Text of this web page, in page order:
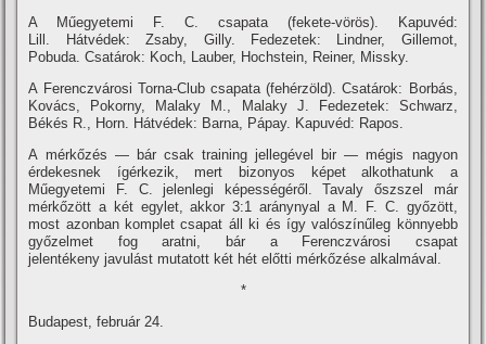
A Műegyetemi F. C. csapata (fekete-vörös). Kapuvéd:
Lill. Hátvédek: Zsaby, Gilly. Fedezetek: Lindner, Gillemot,
Pobuda. Csatárok: Koch, Lauber, Hochstein, Reiner, Missky.
A Ferenczvárosi Torna-Club csapata (fehérzöld). Csatárok: Borbás,
Kovács, Pokorny, Malaky M., Malaky J. Fedezetek: Schwarz,
Békés R., Horn. Hátvédek: Barna, Pápay. Kapuvéd: Rapos.
A mérkőzés — bár csak training jellegével bir — mégis nagyon
érdekesnek í­gérkezik, mert bizonyos képet alkothatunk a
Műegyetemi F. C. jelenlegi képességéről. Tavaly őszszel már
mérkőzött a két egylet, akkor 3:1 aránynyal a M. F. C. győzött,
most azonban komplet csapat áll ki és í­gy valószí­nűleg könnyebb
győzelmet fog aratni, bár a Ferenczvárosi csapat
jelentékeny javulást mutatott két hét előtti mérkőzése alkalmával.
*
Budapest, február 24.